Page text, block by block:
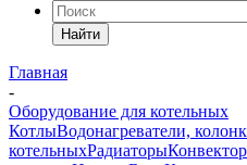
Найти
Главная
-
Оборудование для котельных
КотлыВодонагреватели,
котельныхРадиаторы